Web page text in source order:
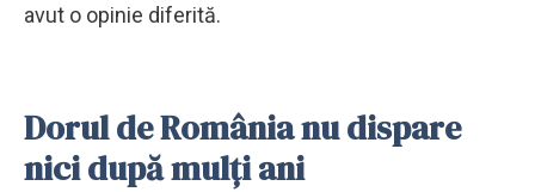
avut o opinie diferită.
Dorul de România nu dispare
nici după mulți ani